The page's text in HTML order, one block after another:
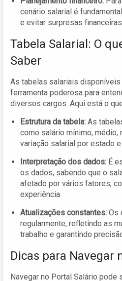
cenário salarial é
e evitar surpresas
Tabela Salarial: O
Saber
As tabelas salariais disponíveis
ferramenta poderosa para
diversos cargos. Aqui está o
Estrutura da tabela: As
como salário mínimo, médio,
variação salarial por estado
Interpretação dos dados: É
os dados, sabendo que o
afetado por vários fatores,
experiência.
Atualizações constantes: Os
regularmente, refletindo as
trabalho e garantindo
Dicas para Navegar
Navegar no Portal Salário